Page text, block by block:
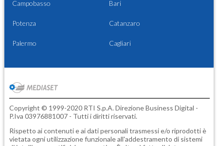
Campobasso Bari
Potenza Catanzaro
Palermo Cagliari
Copyright © 1999-2020 RTI S.p.A. Direzione Business Digital -
P.Iva 03976881007 - Tutti i diritti riservati.
Rispetto ai contenuti e ai dati personali trasmessi e/o riprodotti è
vietata ogni utilizzazione funzionale all'addestramento di sistemi